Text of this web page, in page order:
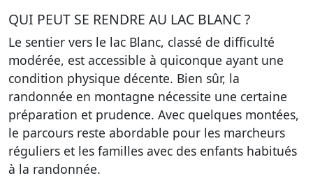
QUI PEUT SE RENDRE AU LAC BLANC ?
Le sentier vers le lac Blanc, classé de difficulté
modérée, est accessible à quiconque ayant une
condition physique décente. Bien sûr, la
randonnée en montagne nécessite une certaine
préparation et prudence. Avec quelques montées,
le parcours reste abordable pour les marcheurs
réguliers et les familles avec des enfants habitués
à la randonnée.